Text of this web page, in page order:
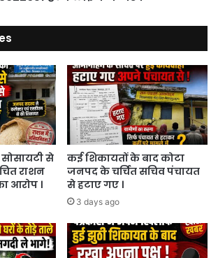
से
राशन
आरोप ।
कई शिकायतों के बाद कोटा
जनपद के चर्चित सचिव पंचायत
से हटाए गए ।
3 days ago